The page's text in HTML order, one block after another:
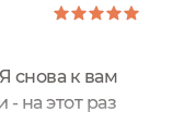
снова к вам
на этот раз